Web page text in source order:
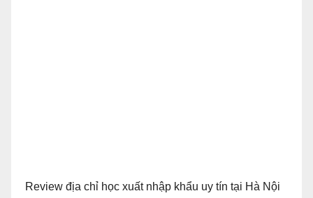
Review địa chỉ học xuất nhập khẩu uy tín tại Hà Nội